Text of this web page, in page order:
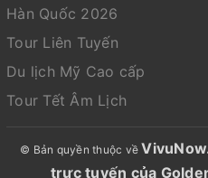
Hàn Quốc 2026
Tour Liên Tuyến
Du lịch Mỹ Cao cấp
Tour Tết Âm Lịch
© Bản quyền thuộc về
trực tuyến của